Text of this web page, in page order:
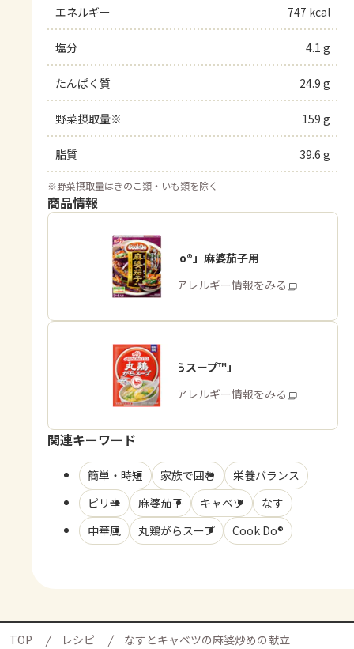
エネルギー 747 kcal
塩分 4.1 g
たんぱく質 24.9 g
野菜摂取量※ 159 g
脂質 39.6 g
※野菜摂取量はきのこ類・いも類を除く
商品情報
「Cook Do®」麻婆茄子用
商品・アレルギー情報をみる
「丸鶏がらスープ™」
商品・アレルギー情報をみる
関連キーワード
簡単・時短 家族で囲む
栄養バランス
ピリ辛
麻婆茄子 キャベツ
なす
中華風
丸鶏がらスープ Cook Do®
TOP レシピ なすとキャベツの麻婆炒めの献立